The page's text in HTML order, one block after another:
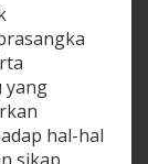
yang
hal-hal